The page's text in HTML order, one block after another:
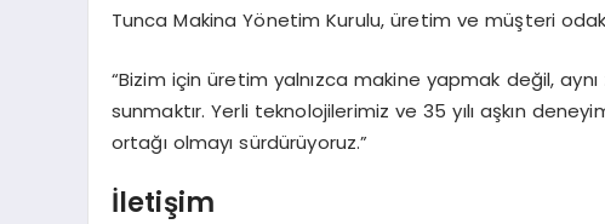
Tunca Makina Yönetim Kurulu, üretim ve müşteri
“Bizim için üretim yalnızca makine yapmak değil,
sunmaktır. Yerli teknolojilerimiz ve 35 yılı aşkın
ortağı olmayı sürdürüyoruz.”
İletişim